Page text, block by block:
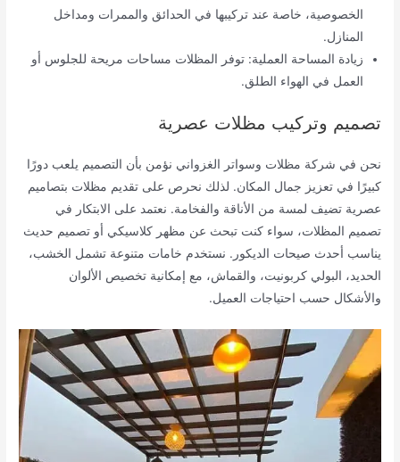
الخصوصية، خاصة عند تركيبها في الحدائق والممرات ومداخل
المنازل.
زيادة المساحة العملية: توفر المظلات مساحات مريحة للجلوس أو
العمل في الهواء الطلق.
تصميم وتركيب مظلات عصرية
نحن في شركة مظلات وسواتر الغزواني نؤمن بأن التصميم يلعب دورًا
كبيرًا في تعزيز جمال المكان. لذلك نحرص على تقديم مظلات بتصاميم
عصرية تضيف لمسة من الأناقة والفخامة. نعتمد على الابتكار في
تصميم المظلات، سواء كنت تبحث عن مظهر كلاسيكي أو تصميم حديث
يناسب أحدث صيحات الديكور. نستخدم خامات متنوعة تشمل الخشب،
الحديد، البولي كربونيت، والقماش، مع إمكانية تخصيص الألوان
والأشكال حسب احتياجات العميل.